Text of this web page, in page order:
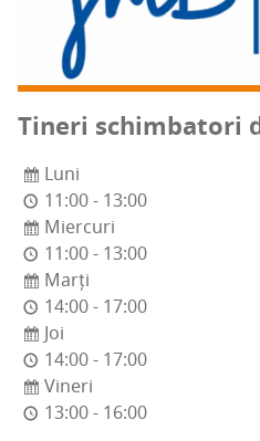
Tineri schim­ba­tori
Luni
11:00 - 13:00
Miercuri
11:00 - 13:00
Marți
14:00 - 17:00
Joi
14:00 - 17:00
Vineri
13:00 - 16:00